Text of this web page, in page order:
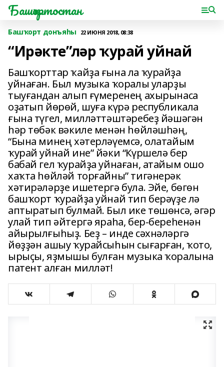
Башҡортостан
Башҡорт донъяһы 22 ИЮНЯ 2018, 08:38
“Ирәкте”ләр ҡурай уйнай
Башҡорттар ҡайҙа ғына ла ҡурайҙа
уйнаған. Был музыка ҡоралы уларҙы
тыуғандан алып ғүмеренең ахырынаса
оҙатып йөрөй, шуға күрә республикала
ғына түгел, милләттәштәребеҙ йәшәгән
һәр төбәк вәкиле менән һөйләшһәң,
“Бына минең хәтерләүемсә, олатайым
ҡурай уйнай ине” йәки “Күршелә бер
бабай гел ҡурайҙа уйнаған, атайым ошо
хаҡта һөйләй торғайны” тигәнерәк
хәтирәләрҙе ишетергә була. Эйе, бөгөн
башҡорт ҡурайҙа уйнай тип берәүҙе лә
аптыратып булмай. Был ике төшөнсә, әгәр
улай тип әйтергә яраһа, бер-береһенән
айырылғыһыҙ. Беҙ – инде сәхнәләргә
йөҙҙән ашыу ҡурайсыһын сығарған, ҡото,
ырыҫы, яҙмышы булған музыка ҡоралына
патент алған милләт!